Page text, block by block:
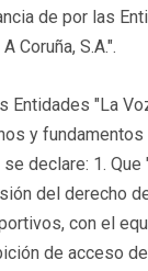
de por las
Coruña, S.A.".
"La
y
declare: 1. Que
del derecho
con el
de acceso